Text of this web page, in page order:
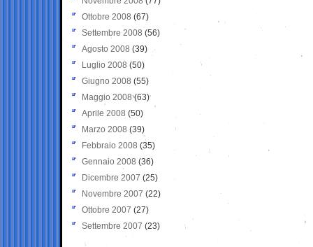
Ottobre 2008 (67)
Settembre 2008 (56)
Agosto 2008 (39)
Luglio 2008 (50)
Giugno 2008 (55)
Maggio 2008(63)
Aprile 2008 (50)
Marzo 2008 (39)
Febbraio 2008 (35)
Gennaio 2008 (36)
Dicembre 2007 (25)
Novembre 2007 (22)
Ottobre 2007 (27)
Settembre 2007 (23)